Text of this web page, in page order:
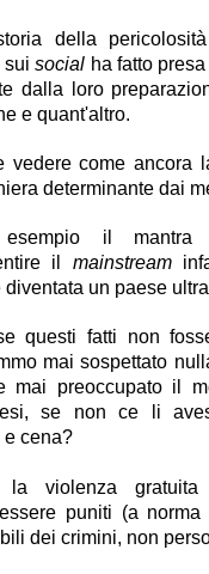
della
suisocial ha fatto
dalla loro
e quant'altro.
vedere come ancora
determinante dai
il mantra
il mainstream
un paese
questi fatti non
mai sospettato
mai preoccupato il
se non ce li
e cena?
la violenza
puniti (a
dei crimini, non